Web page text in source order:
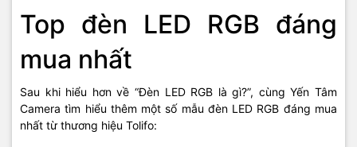
Top đèn LED RGB đáng
mua nhất
Sau khi hiểu hơn về “Đèn LED RGB là gì?”, cùng Yến Tâm
Camera tìm hiểu thêm một số mẫu đèn LED RGB đáng mua
nhất từ thương hiệu Tolifo: